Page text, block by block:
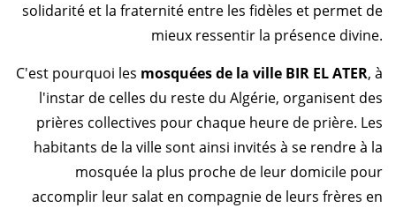
solidarité et la fraternité entre les fidèles et permet de
mieux ressentir la présence divine.
C'est pourquoi les mosquées de la ville BIR EL ATER, à
l'instar de celles du reste du Algérie, organisent des
prières collectives pour chaque heure de prière. Les
habitants de la ville sont ainsi invités à se rendre à la
mosquée la plus proche de leur domicile pour
accomplir leur salat en compagnie de leurs frères en